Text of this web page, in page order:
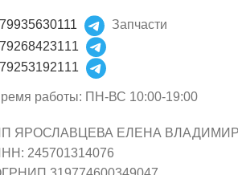
Запчасти
работы: ПН-ВС 10:00-19:00
ЯРОСЛАВЦЕВА ЕЛЕНА
245701314076